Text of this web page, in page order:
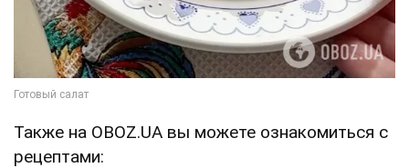
Также на OBOZ.UA вы можете ознакомиться с
рецептами: